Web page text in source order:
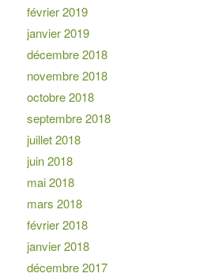
février 2019
janvier 2019
décembre 2018
novembre 2018
octobre 2018
septembre 2018
juillet 2018
juin 2018
mai 2018
mars 2018
février 2018
janvier 2018
décembre 2017